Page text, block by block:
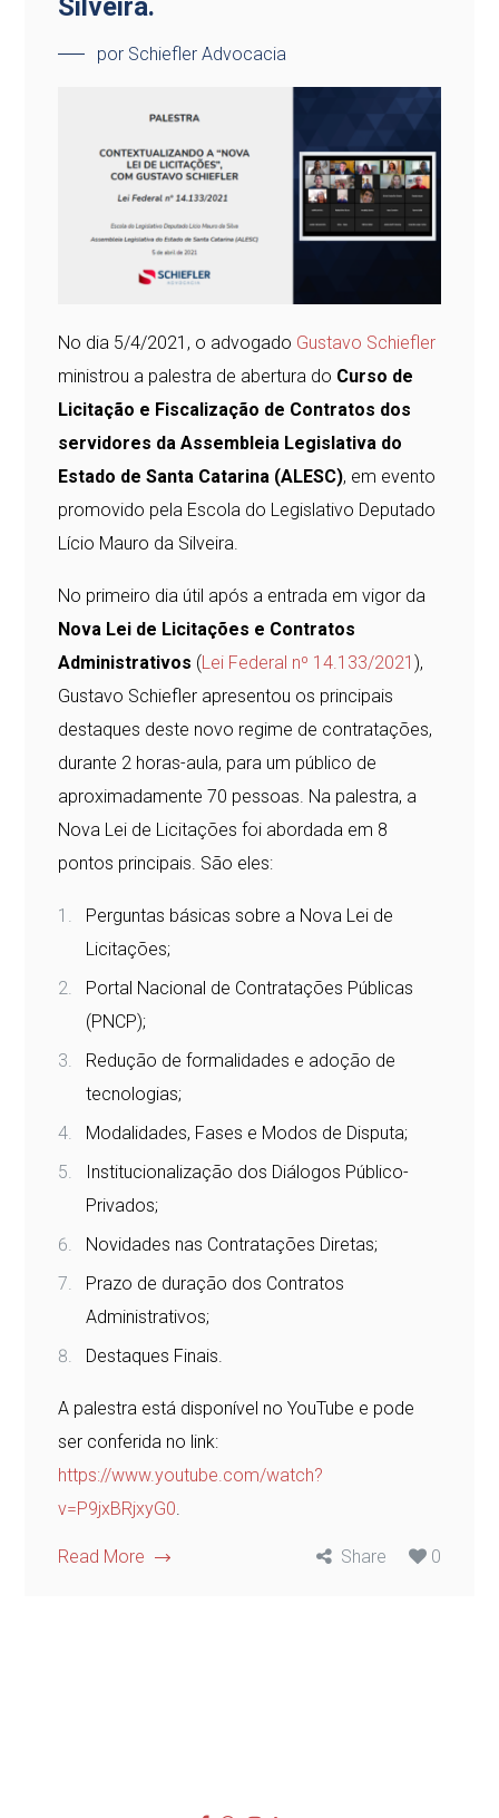
Silveira.
por Schiefler Advocacia
No dia 5/4/2021, o advogado Gustavo Schiefler
ministrou a palestra de abertura do Curso de
Licitação e Fiscalização de Contratos dos
servidores da Assembleia Legislativa do
Estado de Santa Catarina (ALESC), em evento
promovido pela Escola do Legislativo Deputado
Lício Mauro da Silveira.
No primeiro dia útil após a entrada em vigor da
Nova Lei de Licitações e Contratos
Administrativos (Lei Federal nº 14.133/2021),
Gustavo Schiefler apresentou os principais
destaques deste novo regime de contratações,
durante 2 horas-aula, para um público de
aproximadamente 70 pessoas. Na palestra, a
Nova Lei de Licitações foi abordada em 8
pontos principais. São eles:
Perguntas básicas sobre a Nova Lei de
Licitações;
Portal Nacional de Contratações Públicas
(PNCP);
Redução de formalidades e adoção de
tecnologias;
Modalidades, Fases e Modos de Disputa;
Institucionalização dos Diálogos Público-
Privados;
Novidades nas Contratações Diretas;
Prazo de duração dos Contratos
Administrativos;
Destaques Finais.
A palestra está disponível no YouTube e pode
ser conferida no link:
https://www.youtube.com/watch?
v=P9jxBRjxyG0.
Read More Share 0